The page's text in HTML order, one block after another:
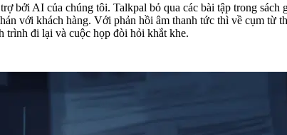
AI của chúng tôi. Talkpal bỏ qua các bài tập trong sách
với khách hàng. Với phản hồi âm thanh tức thì về cụm từ
đi lại và cuộc họp đòi hỏi khắt khe.